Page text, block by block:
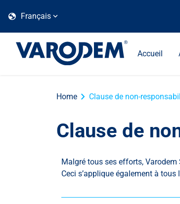
globe Français
Accueil
Home chevron_right Clause de non-
Clause de
Malgré tous ses efforts,
Ceci s’applique également à